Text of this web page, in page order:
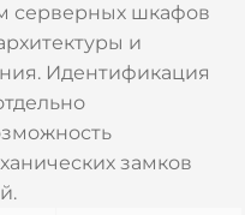
серверных шкафов
и
Идентификация
замков